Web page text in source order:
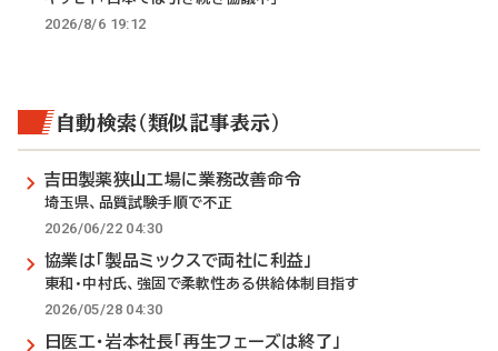
2026/8/6 19:12
自動検索（類似記事表示）
吉田製薬狭山工場に業務改善命令
埼玉県、品質試験手順で不正
2026/06/22 04:30
協業は「製品ミックスで両社に利益」
東和・中村氏、強固で柔軟性ある供給体制目指す
2026/05/28 04:30
日医工・岩本社長「再生フェーズは終了」